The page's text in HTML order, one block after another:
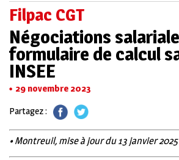
Filpac CGT
Négociations
formulaire de calcul
INSEE
29 novembre 2023
Partagez :
• Montreuil, mise à jour du 13 janvier 2025